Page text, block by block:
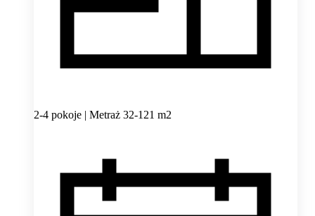
2-4 pokoje | Metraż 32-121 m2